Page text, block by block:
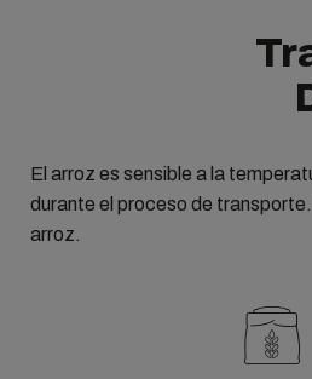
El arroz es sensible a la
durante el proceso de
arroz.